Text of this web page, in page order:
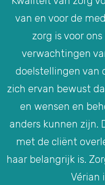
van en voor de
zorg is voor
verwachtingen
doelstellingen van
zich ervan bewust
en wensen en
anders kunnen zijn.
met de cliënt
haar belangrijk is.
Vérian